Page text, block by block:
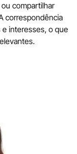
compartilhar
correspondência
interesses, o que